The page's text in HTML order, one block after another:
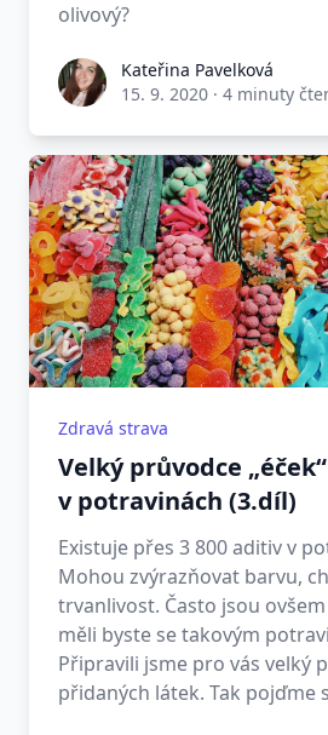
olivový?
Kateřina Pavelková
15. 9. 2020 · 4 minuty
Zdravá strava
Velký průvodce „éček“
v potravinách (3.díl)
Existuje přes 3 800 aditiv v
Mohou zvýrazňovat barvu,
trvanlivost. Často jsou
měli byste se takovým
Připravili jsme pro vás velký
přidaných látek. Tak pojďme